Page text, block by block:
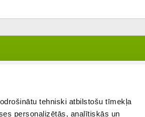
tehniski atbilstošu tīmekļa
personalizētās, analītiskās un